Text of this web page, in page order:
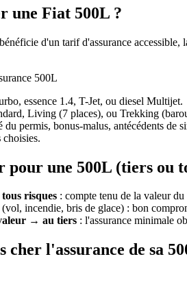
une Fiat 500L ?
d'un tarif d'assurance
500L
essence 1.4, T-Jet, ou diesel Multijet.
Living (7 places), ou Trekking
du permis, bonus-malus, antécédents de
choisies.
une 500L (tiers ou
tous risques : compte tenu de la valeur
(vol, incendie, bris de glace) : bon
→ au tiers : l'assurance minimale
cher l'assurance de sa